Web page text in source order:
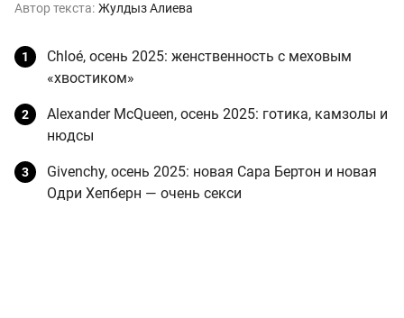
Автор текста: Жулдыз Алиева
Chloé, осень 2025: женственность с меховым
«хвостиком»
Alexander McQueen, осень 2025: готика, камзолы и
нюдсы
Givenchy, осень 2025: новая Сара Бертон и новая
Одри Хепберн — очень секси